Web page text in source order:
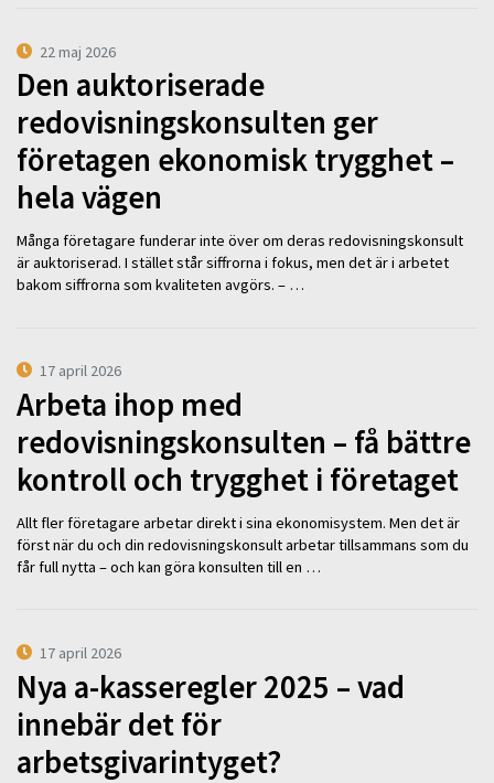
22 maj 2026
Den auktoriserade
redovisningskonsulten ger
företagen ekonomisk trygghet –
hela vägen
Många företagare funderar inte över om deras redovisningskonsult
är auktoriserad. I stället står siffrorna i fokus, men det är i arbetet
bakom siffrorna som kvaliteten avgörs. – …
17 april 2026
Arbeta ihop med
redovisningskonsulten – få bättre
kontroll och trygghet i företaget
Allt fler företagare arbetar direkt i sina ekonomisystem. Men det är
först när du och din redovisningskonsult arbetar tillsammans som du
får full nytta – och kan göra konsulten till en …
17 april 2026
Nya a-kasseregler 2025 – vad
innebär det för
arbetsgivarintyget?